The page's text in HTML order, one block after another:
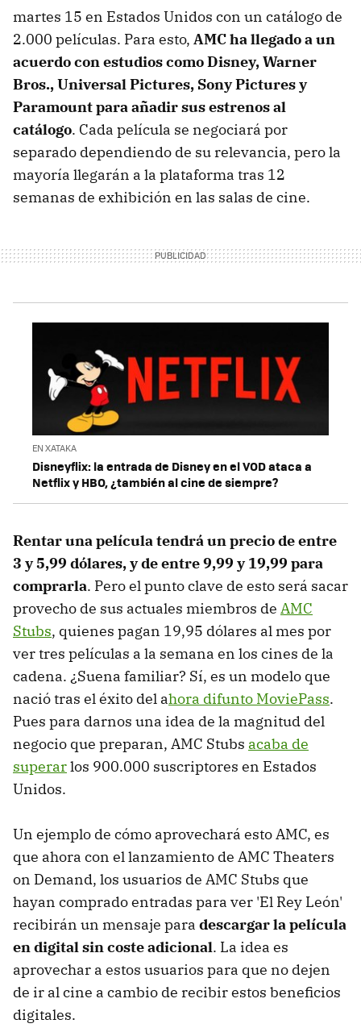
martes 15 en Estados Unidos con un catálogo de
2.000 películas. Para esto, AMC ha llegado a un
acuerdo con estudios como Disney, Warner
Bros., Universal Pictures, Sony Pictures y
Paramount para añadir sus estrenos al
catálogo. Cada película se negociará por
separado dependiendo de su relevancia, pero la
mayoría llegarán a la plataforma tras 12
semanas de exhibición en las salas de cine.
EN XATAKA
Disneyflix: la entrada de Disney en el VOD ataca a
Netflix y HBO, ¿también al cine de siempre?
Rentar una película tendrá un precio de entre
3 y 5,99 dólares, y de entre 9,99 y 19,99 para
comprarla. Pero el punto clave de esto será sacar
provecho de sus actuales miembros de AMC
Stubs, quienes pagan 19,95 dólares al mes por
ver tres películas a la semana en los cines de la
cadena. ¿Suena familiar? Sí, es un modelo que
nació tras el éxito del ahora difunto MoviePass.
Pues para darnos una idea de la magnitud del
negocio que preparan, AMC Stubs acaba de
superarlos 900.000 suscriptores en Estados
Unidos.
Un ejemplo de cómo aprovechará esto AMC, es
que ahora con el lanzamiento de AMC Theaters
on Demand, los usuarios de AMC Stubs que
hayan comprado entradas para ver 'El Rey León'
recibirán un mensaje para descargar la película
en digital sin coste adicional. La idea es
aprovechar a estos usuarios para que no dejen
de ir al cine a cambio de recibir estos beneficios
digitales.